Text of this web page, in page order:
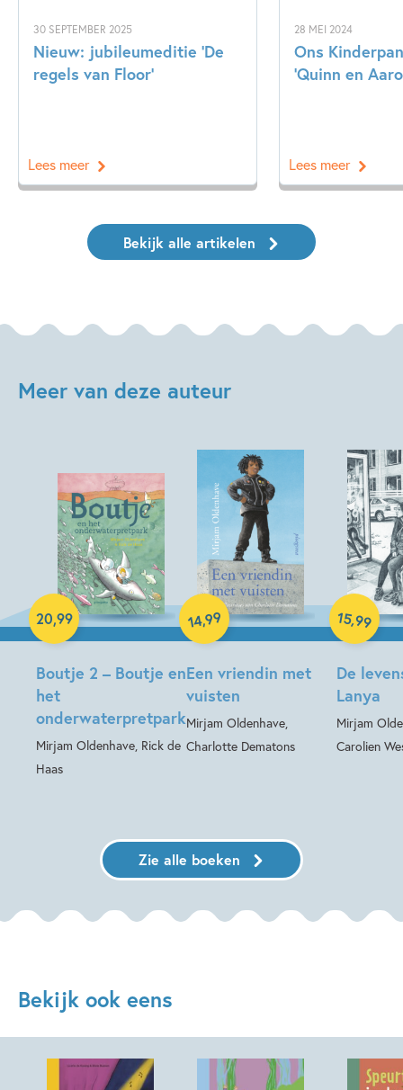
30 SEPTEMBER 2025
Nieuw: jubileumeditie ‘De
regels van Floor’
Lees meer
28 MEI 2024
Ons
‘Quinn en
Lees meer
Bekijk alle artikelen
Meer van deze auteur
Boutje 2 – Boutje en
het
onderwaterpretpark
Mirjam Oldenhave, Rick de
Haas
20,99
Hardcover
Een vriendin met
vuisten
Mirjam Oldenhave,
Charlotte Dematons
14,99
Hardcover
De
Lanya
Mirjam
Carolien
15,99
Paperback
Zie alle boeken
Bekijk ook eens